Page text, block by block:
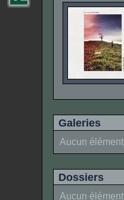
Galeries
Aucun élément
Dossiers
Aucun élément